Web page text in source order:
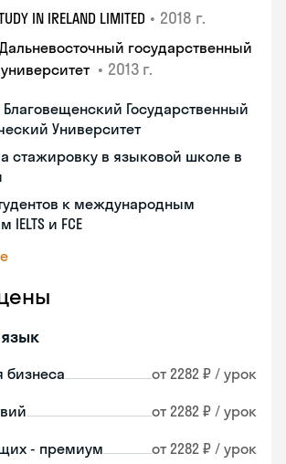
IN IRELAND LIMITED • 2018 г.
государственный
• 2013 г.
Государственный
Университет
стажировку в языковой школе в
к международным
и FCE
бизнеса от 2282 ₽ / урок
от 2282 ₽ / урок
- премиум от 2282 ₽ / урок